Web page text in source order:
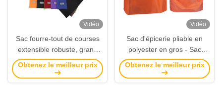
Vidéo
Sac fourre-tout de courses
extensible robuste, grand
sac réutilisable pliable pour
le stockage des courses, sac
Obtenez le meilleur prix
Vidéo
Sac d'épicerie pliable en
polyester en gros - Sac
d'épicerie réutilisable léger
Logo personnalisé pour le
Obtenez le meilleur prix